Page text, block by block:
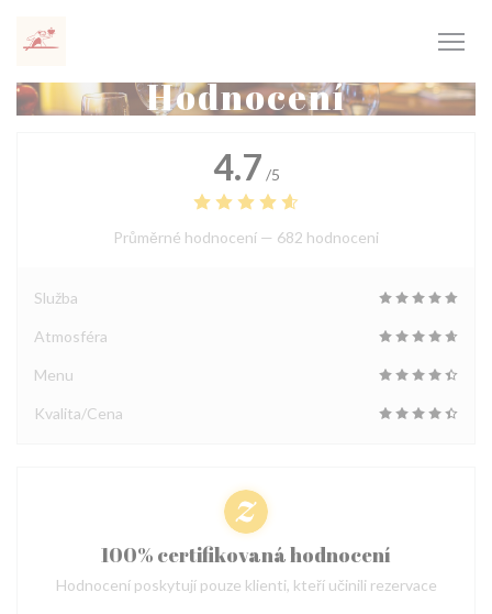
Hodnocení
4.7 /5
Průměrné hodnocení — 682 hodnoceni
Služba
Atmosféra
Menu
Kvalita/Cena
100% certifikovaná hodnocení
Hodnocení poskytují pouze klienti, kteří učinili rezervace